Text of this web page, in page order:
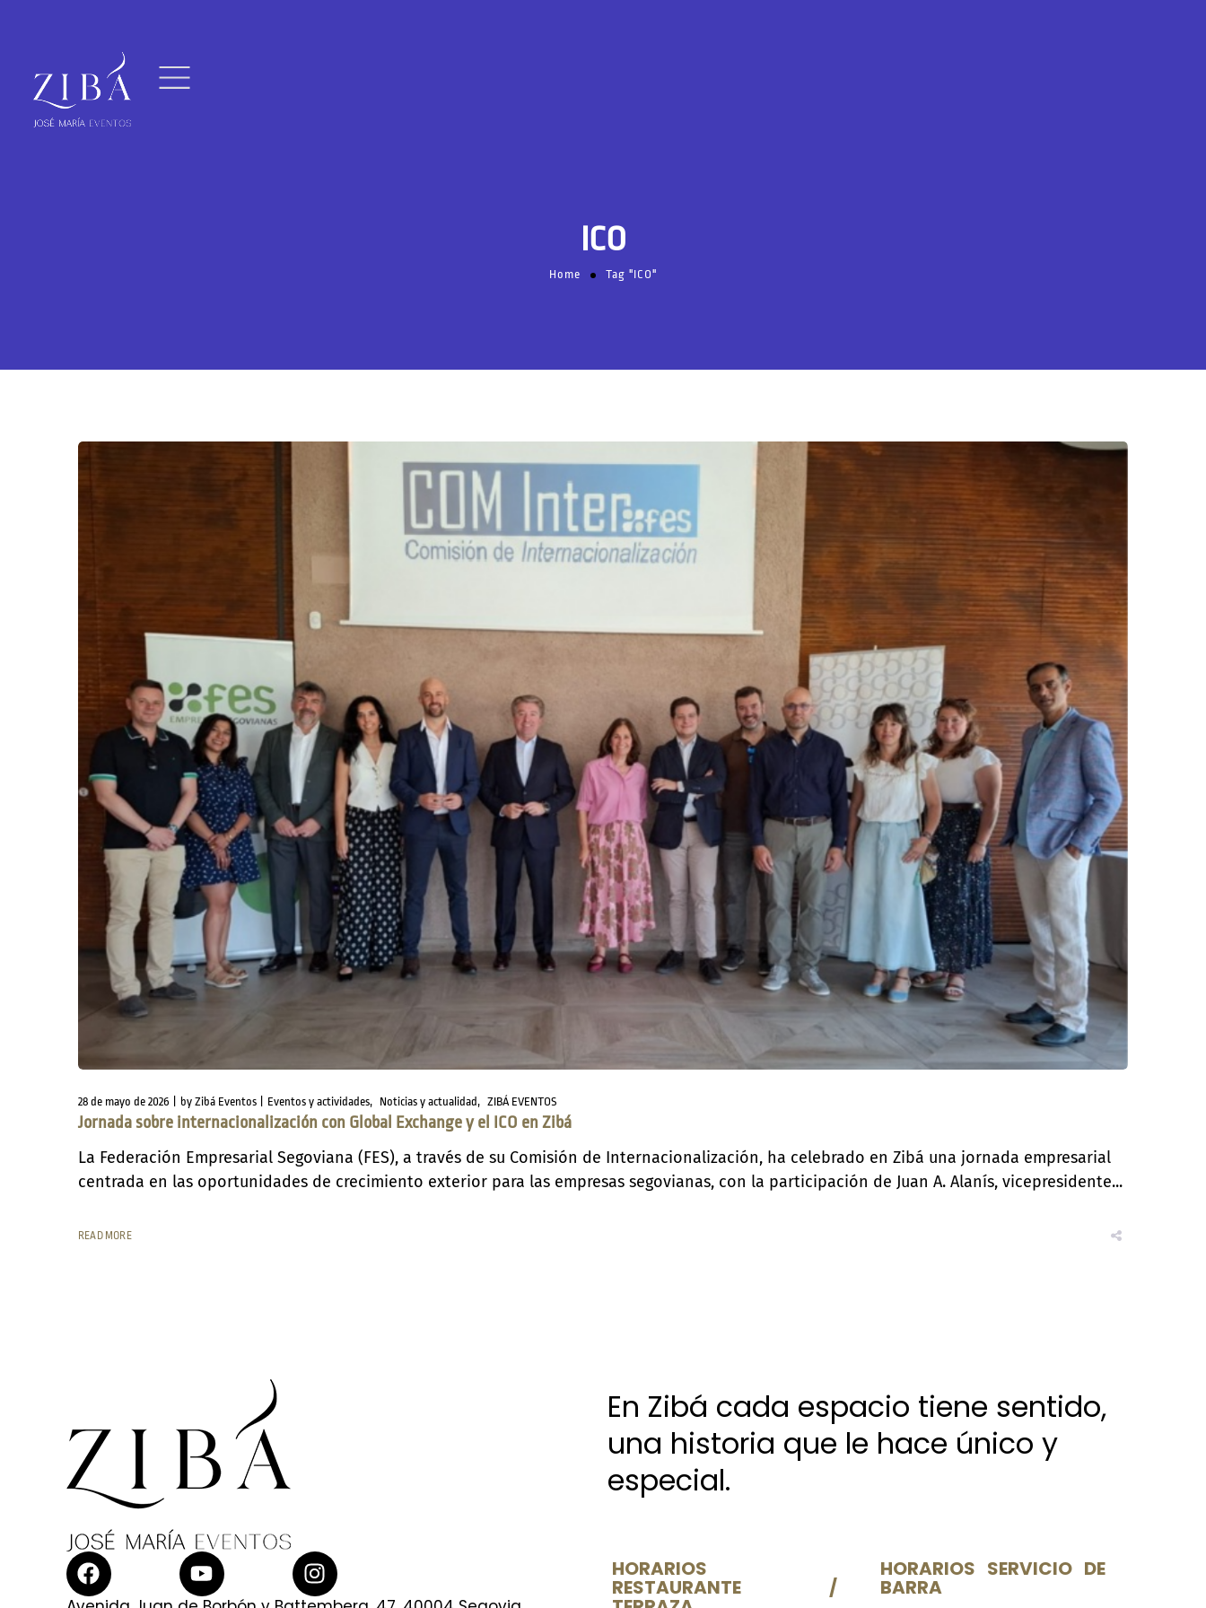
ICO
Home Tag "ICO"
28 de mayo de 2026 by Zibá Eventos Eventos y actividades Noticias y actualidad ZIBÁ EVENTOS
Jornada sobre internacionalización con Global Exchange y el ICO en Zibá
La Federación Empresarial Segoviana (FES), a través de su Comisión de Internacionalización, ha celebrado en Zibá una jornada empresarial
centrada en las oportunidades de crecimiento exterior para las empresas segovianas, con la participación de Juan A. Alanís, vicepresidente...
READ MORE
En Zibá cada espacio tiene sentido,
una historia que le hace único y
especial.
HORARIOS
RESTAURANTE /
HORARIOS SERVICIO DE
BARRA